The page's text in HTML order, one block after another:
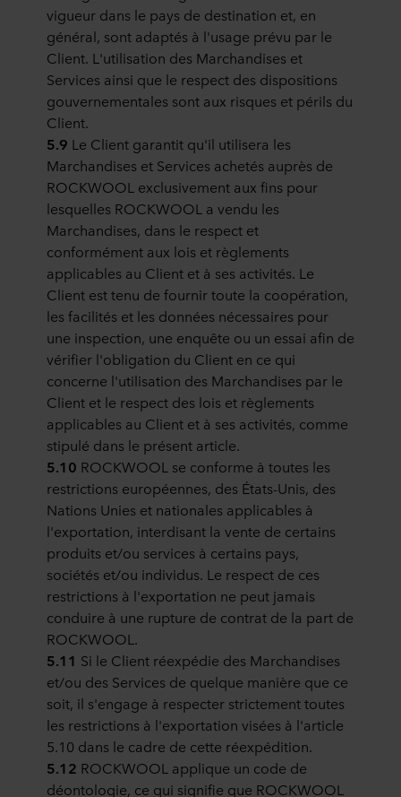
vigueur dans le pays de destination et, en
général, sont adaptés à l'usage prévu par le
Client. L'utilisation des Marchandises et
Services ainsi que le respect des dispositions
gouvernementales sont aux risques et périls du
Client.
5.9 Le Client garantit qu'il utilisera les
Marchandises et Services achetés auprès de
ROCKWOOL exclusivement aux fins pour
lesquelles ROCKWOOL a vendu les
Marchandises, dans le respect et
conformément aux lois et règlements
applicables au Client et à ses activités. Le
Client est tenu de fournir toute la coopération,
les facilités et les données nécessaires pour
une inspection, une enquête ou un essai afin de
vérifier l'obligation du Client en ce qui
concerne l'utilisation des Marchandises par le
Client et le respect des lois et règlements
applicables au Client et à ses activités, comme
stipulé dans le présent article.
5.10 ROCKWOOL se conforme à toutes les
restrictions européennes, des États-Unis, des
Nations Unies et nationales applicables à
l'exportation, interdisant la vente de certains
produits et/ou services à certains pays,
sociétés et/ou individus. Le respect de ces
restrictions à l'exportation ne peut jamais
conduire à une rupture de contrat de la part de
ROCKWOOL.
5.11 Si le Client réexpédie des Marchandises
et/ou des Services de quelque manière que ce
soit, il s'engage à respecter strictement toutes
les restrictions à l'exportation visées à l'article
5.10 dans le cadre de cette réexpédition.
5.12 ROCKWOOL applique un code de
déontologie, ce qui signifie que ROCKWOOL